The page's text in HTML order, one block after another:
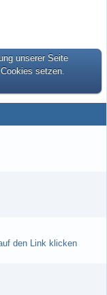
unserer Seite
setzen.
den Link klicken